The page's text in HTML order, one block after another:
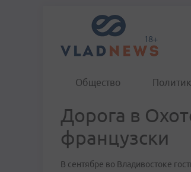
Общество
Дорога в
французски
В сентябре во Владивостоке